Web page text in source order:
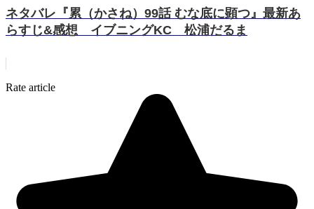
ネタバレ『累（かさね）99話 むな底に顕つ』最新あ
らすじ&感想 イブニングKC 松浦だるま
Rate article